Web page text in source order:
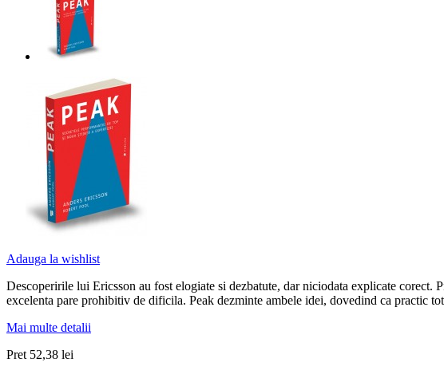
Adauga la wishlist
Descoperirile lui Ericsson au fost elogiate si dezbatute, dar niciodata explicate corect.
excelenta pare prohibitiv de dificila. Peak dezminte ambele idei, dovedind ca practic
Mai multe detalii
Pret 52,38 lei